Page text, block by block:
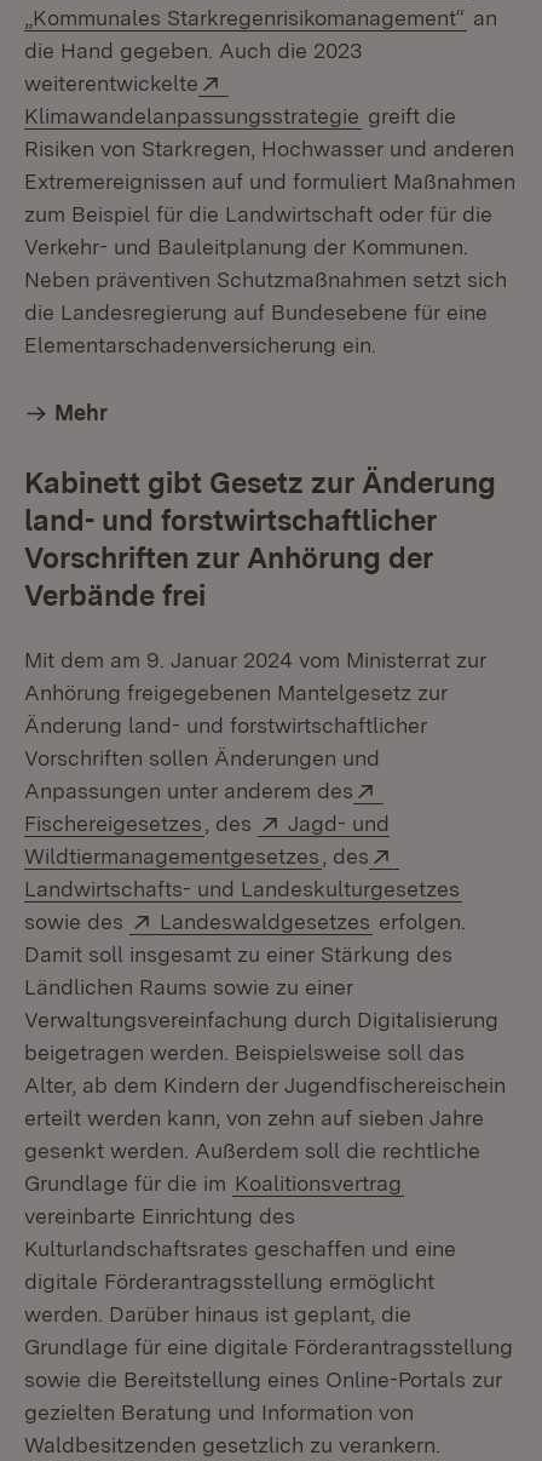
„Kommunales Starkregenrisikomanagement“ an
die Hand gegeben. Auch die 2023
weiterentwickelte
Klimawandelanpassungsstrategie (Öffnet in neuem
greift die
Risiken von Starkregen, Hochwasser und anderen
Extremereignissen auf und formuliert Maßnahmen
zum Beispiel für die Landwirtschaft oder für die
Verkehr- und Bauleitplanung der Kommunen.
Neben präventiven Schutzmaßnahmen setzt sich
die Landesregierung auf Bundesebene für eine
Elementarschadenversicherung ein.
Mehr
Kabinett gibt Gesetz zur Änderung
land- und forstwirtschaftlicher
Vorschriften zur Anhörung der
Verbände frei
Mit dem am 9. Januar 2024 vom Ministerrat zur
Anhörung freigegebenen Mantelgesetz zur
Änderung land- und forstwirtschaftlicher
Vorschriften sollen Änderungen und
Anpassungen unter anderem des
Fischereigesetzes (Öffnet in neuem Fenster)
, des Extern:
Jagd- und
Wildtiermanagementgesetzes (Öffnet in neuem
, des
Landwirtschafts- und Landeskulturgesetzes
sowie des
Extern:
Landeswaldgesetzes (Öffnet in
erfolgen.
Damit soll insgesamt zu einer Stärkung des
Ländlichen Raums sowie zu einer
Verwaltungsvereinfachung durch Digitalisierung
beigetragen werden. Beispielsweise soll das
Alter, ab dem Kindern der Jugendfischereischein
erteilt werden kann, von zehn auf sieben Jahre
gesenkt werden. Außerdem soll die rechtliche
Grundlage für die im Koalitionsvertrag
vereinbarte Einrichtung des
Kulturlandschaftsrates geschaffen und eine
digitale Förderantragsstellung ermöglicht
werden. Darüber hinaus ist geplant, die
Grundlage für eine digitale Förderantragsstellung
sowie die Bereitstellung eines Online-Portals zur
gezielten Beratung und Information von
Waldbesitzenden gesetzlich zu verankern.